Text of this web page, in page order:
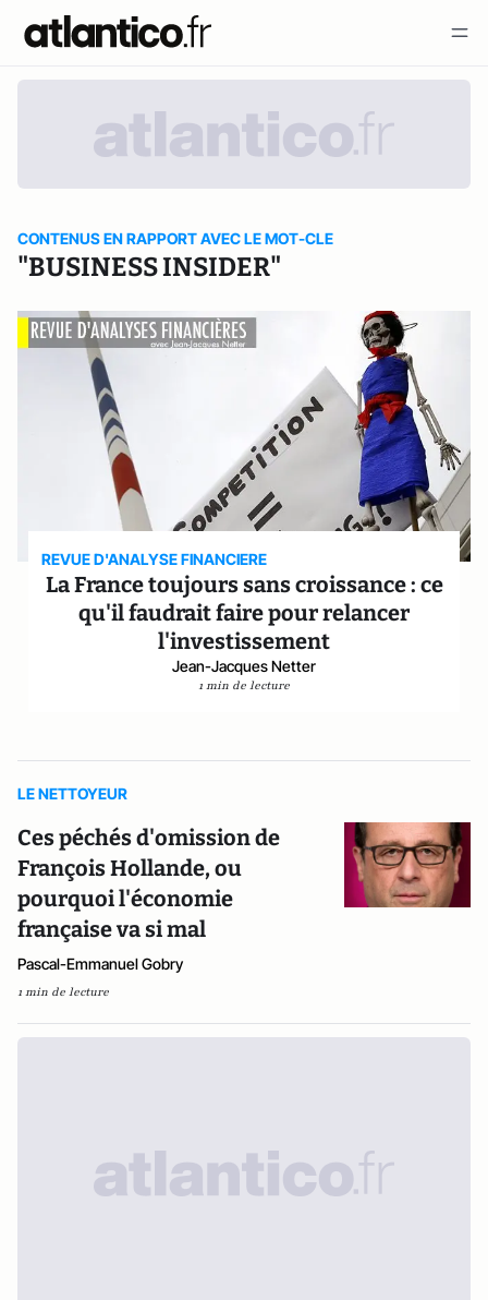
CONTENUS EN RAPPORT AVEC LE MOT-CLE
"BUSINESS INSIDER"
REVUE D'ANALYSE FINANCIERE
La France toujours sans croissance : ce
qu'il faudrait faire pour relancer
l'investissement
Jean-Jacques Netter
1 min de lecture
LE NETTOYEUR
Ces péchés d'omission de
François Hollande, ou
pourquoi l'économie
française va si mal
Pascal-Emmanuel Gobry
1 min de lecture